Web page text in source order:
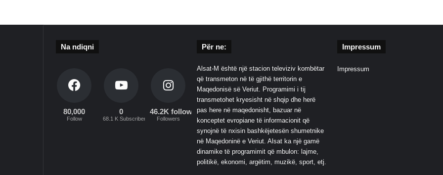
Na ndiqni
80,000
Follow
0
68.1 K Subscribers
46.2K followers
Followers
Për ne:
Alsat-M është një stacion televiziv kombëtar
që transmeton në të gjithë territorin e
Maqedonisë së Veriut. Programimi i tij
transmetohet kryesisht në shqip dhe herë
pas here në maqedonisht, bazuar në
konceptet evropiane të informacionit që
synojnë të nxisin bashkëjetesën shumetnike
në Maqedoninë e Veriut. Alsat ka një gamë
dinamike të programimit që mbulon: lajme,
politikë, ekonomi, argëtim, muzikë, sport, etj.
Impressum
Impressum